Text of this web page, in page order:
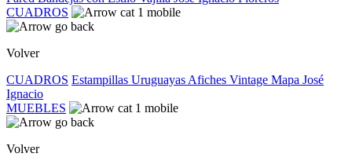
CUADROS
Volver
CUADROS Estampillas Uruguayas Afiches Vintage Mapa José
Ignacio
MUEBLES
Volver